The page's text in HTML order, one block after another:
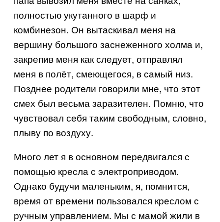
полностью укутанного в шарф и
комбинезон. Он вытаскивал меня на
вершину большого заснеженного холма и,
закрепив меня как следует, отправлял
меня в полёт, смеющегося, в самый низ.
Позднее родители говорили мне, что этот
смех был весьма заразителен. Помню, что
чувствовал себя таким свободным, словно,
плыву по воздуху.
Много лет я в основном передвигался с
помощью кресла с электроприводом.
Однако будучи маленьким, я, помнится,
время от времени пользовался креслом с
ручным управлением. Мы с мамой жили в